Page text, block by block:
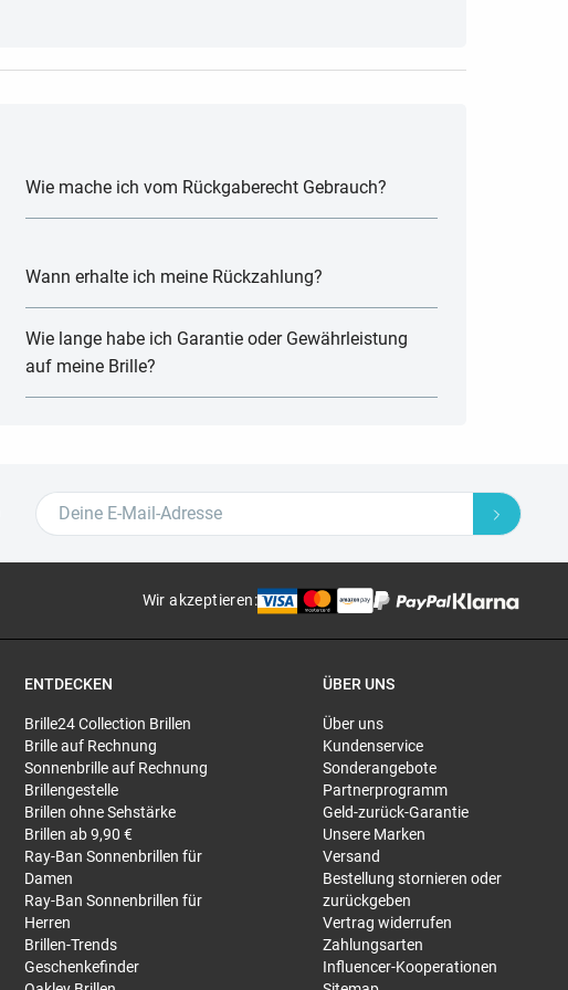
Wie mache ich vom Rückgaberecht Gebrauch?
Wann erhalte ich meine Rückzahlung?
Wie lange habe ich Garantie oder Gewährleistung
auf meine Brille?
Wir akzeptieren:
ENTDECKEN
Brille24 Collection Brillen
Brille auf Rechnung
Sonnenbrille auf Rechnung
Brillengestelle
Brillen ohne Sehstärke
Brillen ab 9,90 €
Ray-Ban Sonnenbrillen für
Damen
Ray-Ban Sonnenbrillen für
Herren
Brillen-Trends
Geschenkefinder
ÜBER UNS
Über uns
Kundenservice
Sonderangebote
Partnerprogramm
Geld-zurück-Garantie
Unsere Marken
Versand
Bestellung stornieren oder
zurückgeben
Vertrag widerrufen
Zahlungsarten
Influencer-Kooperationen